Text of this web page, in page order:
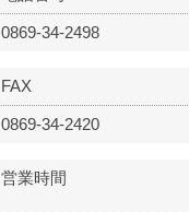
0869-34-2498
FAX
0869-34-2420
営業時間